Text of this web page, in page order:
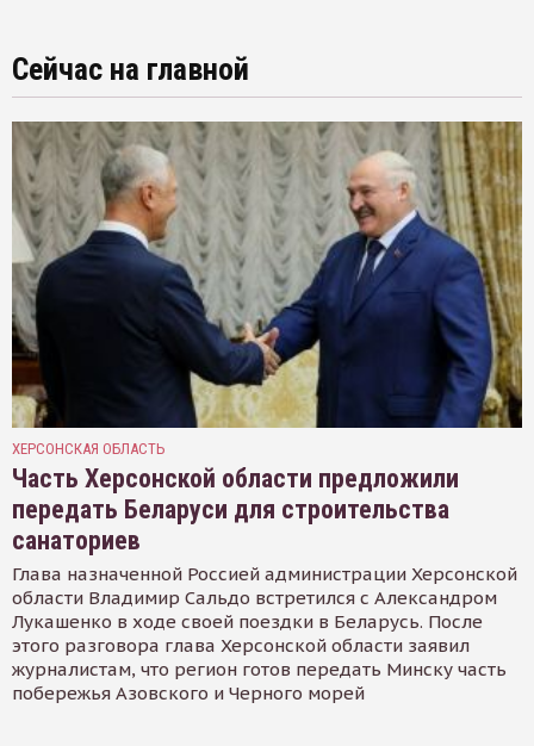
Сейчас на главной
ХЕРСОНСКАЯ ОБЛАСТЬ
Часть Херсонской области предложили
передать Беларуси для строительства
санаториев
Глава назначенной Россией администрации Херсонской
области Владимир Сальдо встретился с Александром
Лукашенко в ходе своей поездки в Беларусь. После
этого разговора глава Херсонской области заявил
журналистам, что регион готов передать Минску часть
побережья Азовского и Черного морей